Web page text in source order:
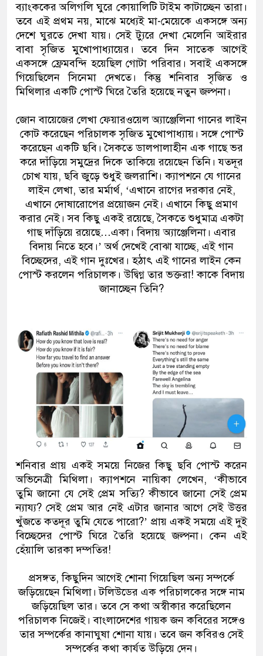
ব্যাংককের অলিগলি ঘুরে কোয়ালিটি টাইম কাটাচ্ছেন তারা।
তবে এই প্রথম নয়, মাঝে মধ্যেই মা-মেয়েকে একসঙ্গে অন্য
দেশে ঘুরতে দেখা যায়। সেই ট্যুরে দেখা মেলেনি আইরার
বাবা সৃজিত মুখোপাধ্যায়ের। তবে দিন সাতেক আগেই
একসঙ্গে ফ্রেমবন্দি হয়েছিল গোটা পরিবার। সবাই একসঙ্গে
গিয়েছিলেন সিনেমা দেখতে। কিন্তু শনিবার সৃজিত ও
মিথিলার একটি পোস্ট ঘিরে তৈরি হয়েছে নতুন জল্পনা।
জোন বায়েজের লেখা ফেয়ারওয়েল অ্যাঞ্জেলিনা গানের লাইন
কোট করেছেন পরিচালক সৃজিত মুখোপাধ্যায়। সঙ্গে পোস্ট
করেছেন একটি ছবি। সৈকতে ডালপালাহীন এক গাছে ভর
করে দাঁড়িয়ে সমুদ্রের দিকে তাকিয়ে রয়েছেন তিনি। যতদূর
চোখ যায়, ছবি জুড়ে শুধুই জলরাশি। ক্যাপশনে যে গানের
লাইন লেখা, তার মর্মার্থ, ‘এখানে রাগের দরকার নেই,
এখানে দোষারোপের প্রয়োজন নেই। এখানে কিছু প্রমাণ
করার নেই। সব কিছু একই রয়েছে, সৈকতে শুধুমাত্র একটা
গাছ দাঁড়িয়ে রয়েছে…একা। বিদায় অ্যাঞ্জেলিনা। এবার
বিদায় নিতে হবে।’ অর্থ দেখেই বোঝা যাচ্ছে, এই গান
বিচ্ছেদের, এই গান দুঃখের। হঠাৎ এই গানের লাইন কেন
পোস্ট করলেন পরিচালক। উদ্বিগ্ন তার ভক্তরা! কাকে বিদায়
জানাচ্ছেন তিনি?
শনিবার প্রায় একই সময়ে নিজের কিছু ছবি পোস্ট করেন
অভিনেত্রী মিথিলা। ক্যাপশনে নায়িকা লেখেন, ‘কীভাবে
তুমি জানো যে সেই প্রেম সত্যি? কীভাবে জানো সেই প্রেম
ন্যায্য? সেই প্রেম আর নেই এটার জানার আগে সেই উত্তর
খুঁজতে কতদূর তুমি যেতে পারো?’ প্রায় একই সময়ে এই দুই
বিচ্ছেদের পোস্ট ঘিরে তৈরি হয়েছে জল্পনা। কেন এই
হেঁয়ালি তারকা দম্পতির!
প্রসঙ্গত, কিছুদিন আগেই শোনা গিয়েছিল অন্য সম্পর্কে
জড়িয়েছেন মিথিলা। টলিউডের এক পরিচালকের সঙ্গে নাম
জড়িয়েছিল তার। তবে সে কথা অস্বীকার করেছিলেন
পরিচালক নিজেই। বাংলাদেশের গায়ক জন কবিরের সঙ্গেও
তার সম্পর্কের কানাঘুষা শোনা যায়। তবে জন কবিরও সেই
সম্পর্কের কথা কার্যত উড়িয়ে দেন।